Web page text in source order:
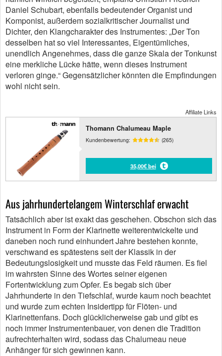
Daniel Schubart, ebenfalls bedeutender Organist und
Komponist, außerdem sozialkritischer Journalist und
Dichter, den Klangcharakter des Instrumentes: „Der Ton
desselben hat so viel Interessantes, Eigentümliches,
unendlich Angenehmes, dass die ganze Skala der Tonkunst
eine merkliche Lücke hätte, wenn dieses Instrument
verloren ginge.“ Gegensätzlicher könnten die Empfindungen
wohl nicht sein.
Affiliate Links
Thomann Chalumeau Maple
Kundenbewertung: (265)
35,00€ bei
Aus jahrhundertelangem Winterschlaf erwacht
Tatsächlich aber ist exakt das geschehen. Obschon sich das
Instrument in Form der Klarinette weiterentwickelte und
daneben noch rund einhundert Jahre bestehen konnte,
verschwand es spätestens seit der Klassik in der
Bedeutungslosigkeit und musste das Feld räumen. Es fiel
im wahrsten Sinne des Wortes seiner eigenen
Fortentwicklung zum Opfer. Es begab sich über
Jahrhunderte in den Tiefschlaf, wurde kaum noch beachtet
und wurde zum echten Insidertipp für Flöten- und
Klarinettenfans. Doch glücklicherweise gab und gibt es
noch immer Instrumentenbauer, von denen die Tradition
aufrechterhalten wird, sodass das Chalumeau neue
Anhänger für sich gewinnen kann.